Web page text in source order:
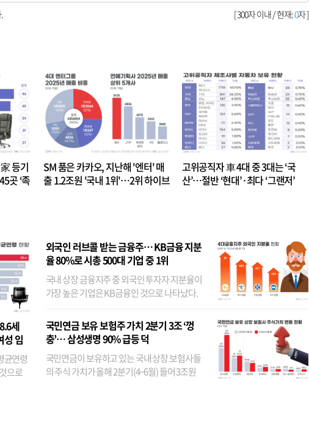
[ 300자 이내 / 현재:0자 ]
등기
곳 ‘족
SM 품은 카카오, 지난해 '엔터' 매
출 1.2조원 '국내 1위'…2위 하이브
고위공직자 車 4대 중 3대는 ‘국
산’…절반 ‘현대’·최다 ‘그랜저’
세
성 임
균연령
으로
외국인 러브콜 받는 금융주… KB금융 지분
율 80%로 시총 500대 기업 중 1위
국내 상장 금융지주 중 외국인 투자자 지분율이
가장 높은 기업은 KB금융인 것으로 나타났다.
융이었다. 특히 KB금융은 지난달 말 기준 해외
기관투자자 지분율이...
국민연금 보유 보험주 가치 2분기 3조 ‘껑
충’… 삼성생명 90% 급등 덕
국민연금이 보유하고 있는 국내 상장 보험사들
의 주식 가치가 올해 2분기(4~6월) 들어 3조원